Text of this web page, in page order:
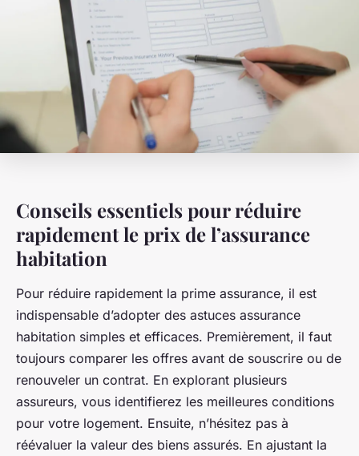
Conseils essentiels pour réduire
rapidement le prix de l’assurance
habitation
Pour réduire rapidement la prime assurance, il est
indispensable d’adopter des astuces assurance
habitation simples et efficaces. Premièrement, il faut
toujours comparer les offres avant de souscrire ou de
renouveler un contrat. En explorant plusieurs
assureurs, vous identifierez les meilleures conditions
pour votre logement. Ensuite, n’hésitez pas à
réévaluer la valeur des biens assurés. En ajustant la